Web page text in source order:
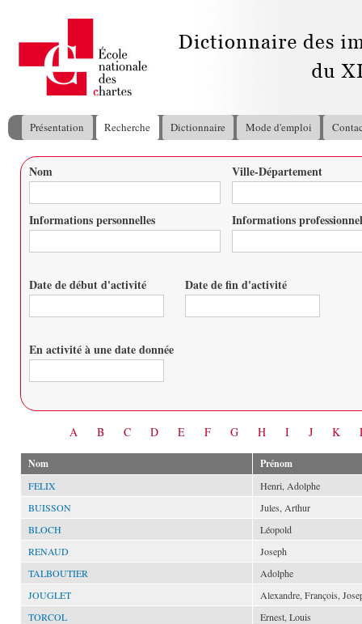
Menu principal
Présentation Recherche Dictionnaire Mode d'emploi
Vous êtes ici
Nom Ville-Département
Informations personnelles Informations
Date de début d'activité Date de fin d'activité
En activité à une date donnée
A B C D E F G H I J K
Nom Prénom
FELIX
Henri, Adolphe
BUISSON
Jules, Arthur
BLOCH
Léopold
RENAUD
Joseph
TALBOUTIER
Adolphe
JOUGLET
Alexandre, François,
TORCOL
Ernest, Louis